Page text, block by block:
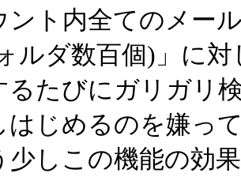
ント内全てのメー
ルダ数百個)」に
るたびにガリガリ
はじめるのを嫌っ
少しこの機能の効